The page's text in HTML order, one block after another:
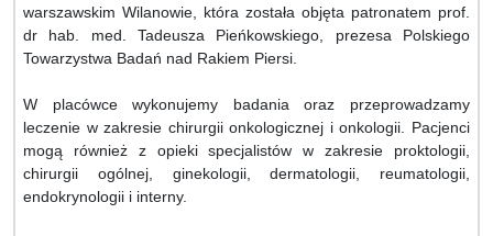
warszawskim Wilanowie, która została objęta patronatem prof.
dr hab. med. Tadeusza Pieńkowskiego, prezesa Polskiego
Towarzystwa Badań nad Rakiem Piersi.
W placówce wykonujemy badania oraz przeprowadzamy
leczenie w zakresie chirurgii onkologicznej i onkologii. Pacjenci
mogą również z opieki specjalistów w zakresie proktologii,
chirurgii ogólnej, ginekologii, dermatologii, reumatologii,
endokrynologii i interny.